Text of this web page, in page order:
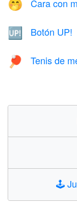
🤭 Cara con
🆙 Botón UP!
🏓 Tenis de
🕹️